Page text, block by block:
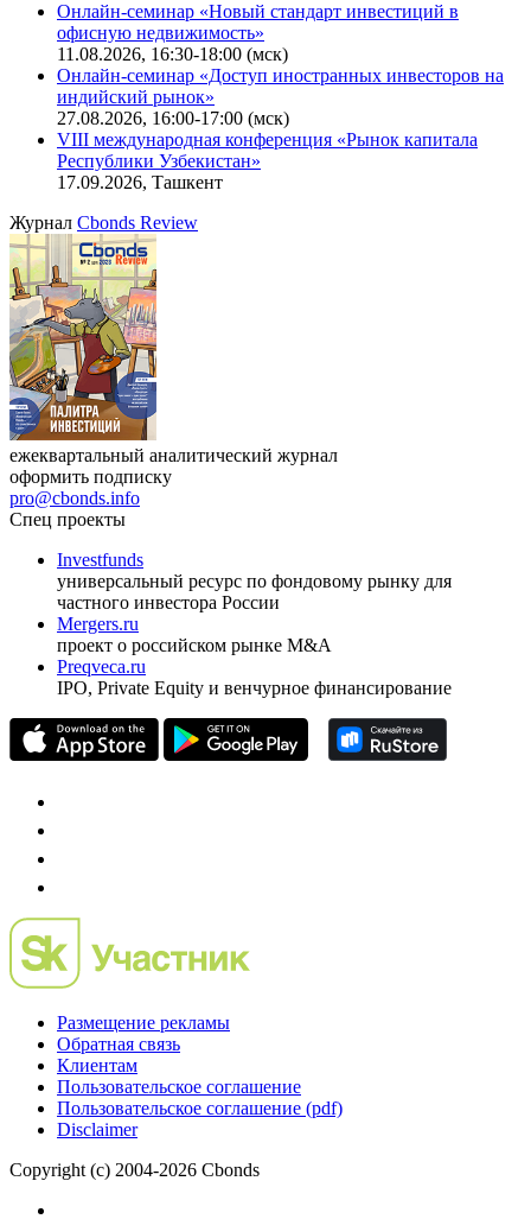
Онлайн-семинар «Новый стандарт инвестиций в
офисную недвижимость»
11.08.2026, 16:30-18:00 (мск)
Онлайн-семинар «Доступ иностранных инвесторов на
индийский рынок»
27.08.2026, 16:00-17:00 (мск)
VIII международная конференция «Рынок капитала
Республики Узбекистан»
17.09.2026, Ташкент
Журнал Cbonds Review
ежеквартальный аналитический журнал
оформить подписку
pro@cbonds.info
Спец проекты
Investfunds
универсальный ресурс по фондовому рынку для
частного инвестора России
Mergers.ru
проект о российском рынке M&A
Preqveca.ru
IPO, Private Equity и венчурное финансирование
Размещение рекламы
Обратная связь
Клиентам
Пользовательское соглашение
Пользовательское соглашение (pdf)
Disclaimer
Copyright (c) 2004-2026 Cbonds